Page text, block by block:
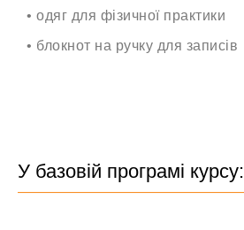
• одяг для фізичної практики
• блокнот на ручку для записів
У базовій програмі курсу: